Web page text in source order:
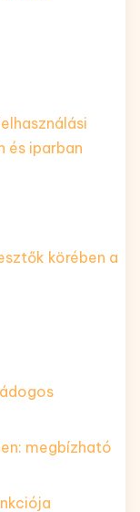
és iparban
körében a
megbízható